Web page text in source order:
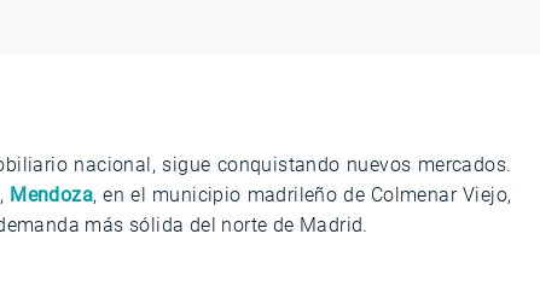
nacional, sigue conquistando nuevos mercados.
Mendoza, en el municipio madrileño de Colmenar Viejo,
más sólida del norte de Madrid.